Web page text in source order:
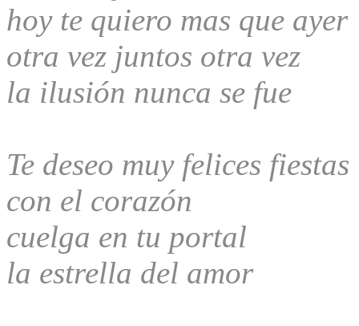
hoy te quiero mas que ayer
otra vez juntos otra vez
la ilusión nunca se fue
Te deseo muy felices fiestas
con el corazón
cuelga en tu portal
la estrella del amor